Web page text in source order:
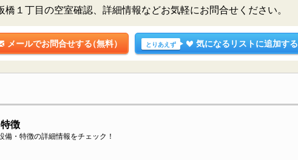
橋１丁目の空室確認、詳細情報などお気軽にお問合せください。
メールでお問合せする（無料） とりあえず 気になるリストに追加する
徴
備・特徴の詳細情報をチェック！